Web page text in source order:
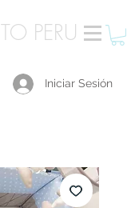
PERU
Iniciar Sesión